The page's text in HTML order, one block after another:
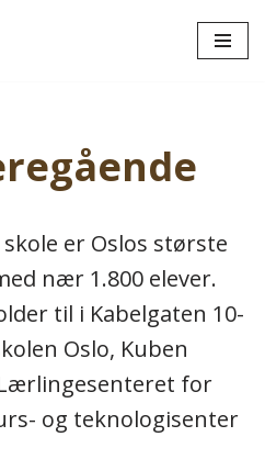
er Oslos største
nær 1.800 elever.
til i Kabelgaten 10-
Oslo, Kuben
for
og teknologisenter